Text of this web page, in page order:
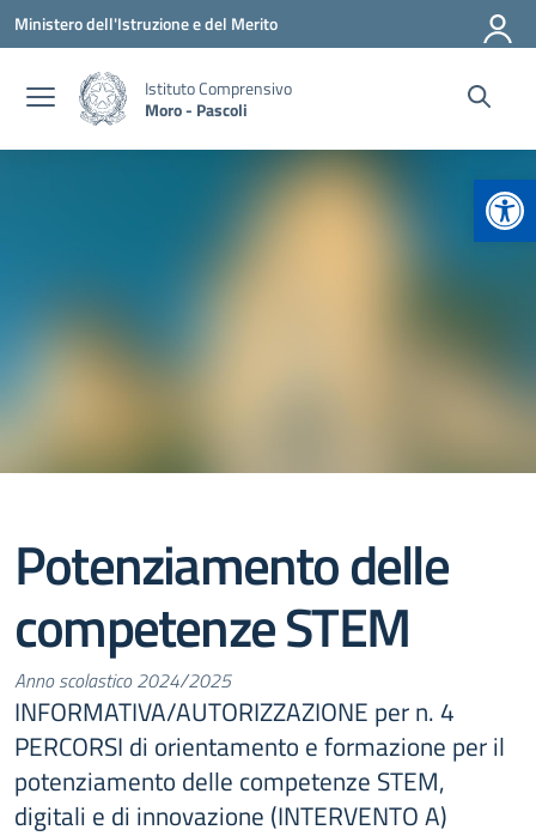
Vai ai contenuti
Vai al menu di navigazione
Vai al footer
Ministero dell'Istruzione e del Merito
Istituto Comprensivo
Moro - Pascoli
Potenziamento delle
competenze STEM
Anno scolastico 2024/2025
INFORMATIVA/AUTORIZZAZIONE per n. 4
PERCORSI di orientamento e formazione per il
potenziamento delle competenze STEM,
digitali e di innovazione (INTERVENTO A)